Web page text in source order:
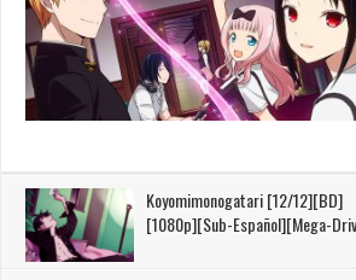
Koyomimonogatari [12/12][BD]
[1080p][Sub-Español][Mega-